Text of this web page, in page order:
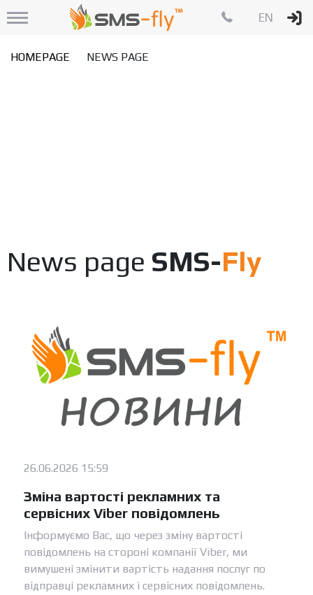
EN
HOMEPAGE NEWS PAGE
News page SMS-Fly
26.06.2026 15:59
Зміна вартості рекламних та
сервісних Viber повідомлень
Інформуємо Вас, що через зміну вартості
повідомлень на стороні компанії Viber, ми
вимушені змінити вартість надання послуг по
відправці рекламних і сервісних повідомлень.